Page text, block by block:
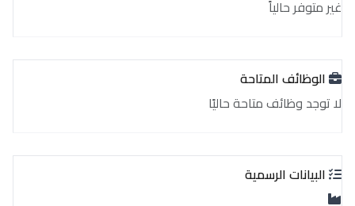
غير متوفر حالياً
الوظائف المتاحة
لا توجد وظائف متاحة حاليًا
البيانات الرسمية